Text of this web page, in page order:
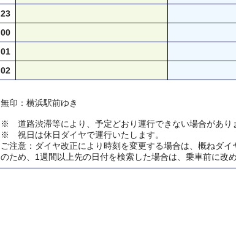
23
00
01
02
無印：横浜駅前ゆき
※ 道路渋滞等により、予定どおり運行できない場合があり
※ 祝日は休日ダイヤで運行いたします。
ご注意：ダイヤ改正により時刻を変更する場合は、概ねダ
のため、1週間以上先の日付を検索した場合は、乗車前に改